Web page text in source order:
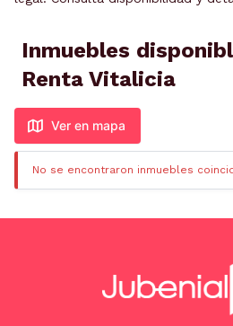
Inmuebles
Renta Vitalicia
Ver en mapa
No se encontraron inmuebles